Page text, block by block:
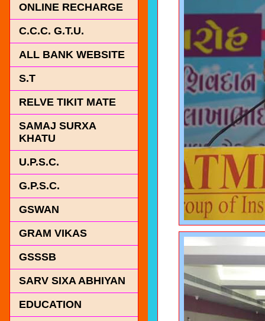
ONLINE RECHARGE
C.C.C. G.T.U.
ALL BANK WEBSITE
S.T
RELVE TIKIT MATE
SAMAJ SURXA
KHATU
U.P.S.C.
G.P.S.C.
GSWAN
GRAM VIKAS
GSSSB
SARV SIXA ABHIYAN
EDUCATION